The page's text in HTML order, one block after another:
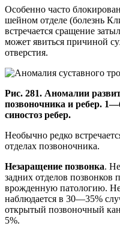
Особенно часто
шейном отделе (болезнь
встречается сращение
может явиться причиной
отверстия.
Рис. 281. Аномалии
позвоночника и ребер.
синостоз ребер.
Необычно редко
отделах позвоночника.
Незаращение позвонка.
задних отделов позвонков
врожденную патологию.
наблюдается в 30—35%
открытый позвоночный
5%.